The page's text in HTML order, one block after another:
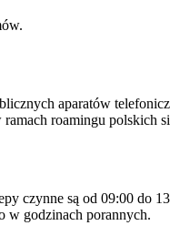
aparatów
roamingu polskich
czynne są od 09:00 do
w godzinach porannych.